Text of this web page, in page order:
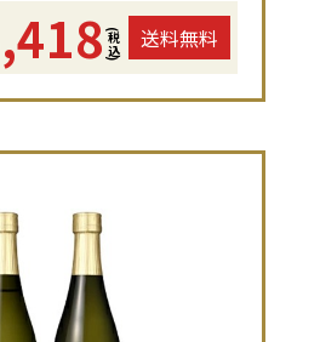
(税込) 送料無料